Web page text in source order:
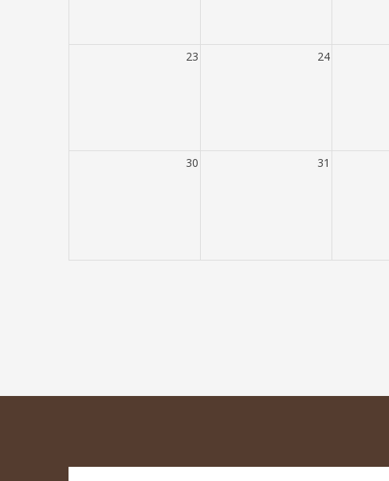
23 24
30 31